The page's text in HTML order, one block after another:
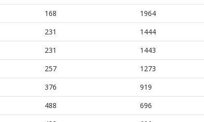
168
1964
231
1444
231
1443
257
1273
376
919
488
696